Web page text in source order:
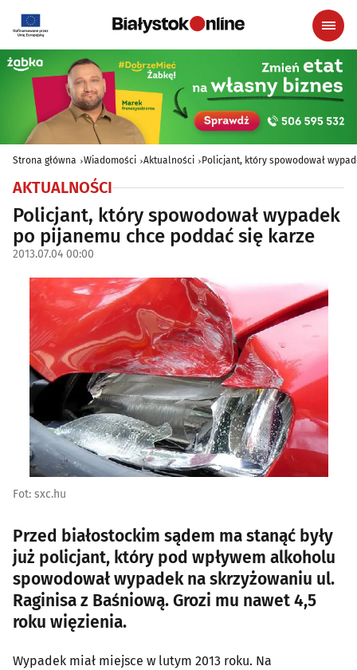
Strona główna Wiadomości Aktualności Policjant, który spowodował
AKTUALNOŚCI
Policjant, który spowodował wypadek
po pijanemu chce poddać się karze
2013.07.04 00:00
Fot: sxc.hu
Przed białostockim sądem ma stanąć były
już policjant, który pod wpływem alkoholu
spowodował wypadek na skrzyżowaniu ul.
Raginisa z Baśniową. Grozi mu nawet 4,5
roku więzienia.
Wypadek miał miejsce w lutym 2013 roku. Na